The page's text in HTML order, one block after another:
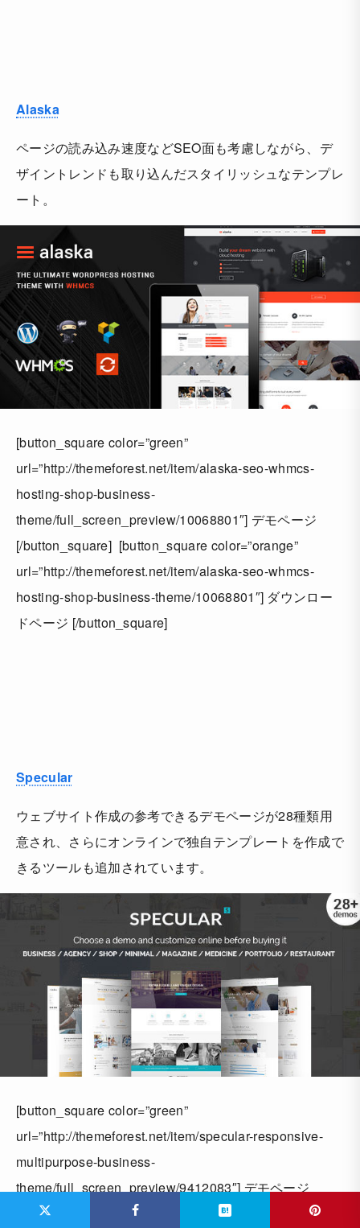
Alaska
ページの読み込み速度などSEO面も考慮しながら、デ
ザイントレンドも取り込んだスタイリッシュなテンプレ
ート。
[button_square color=”green”
url=”http://themeforest.net/item/alaska-seo-whmcs-
hosting-shop-business-
theme/full_screen_preview/10068801″] デモページ
[/button_square] [button_square color=”orange”
url=”http://themeforest.net/item/alaska-seo-whmcs-
hosting-shop-business-theme/10068801″] ダウンロー
ドページ [/button_square]
Specular
ウェブサイト作成の参考できるデモページが28種類用
意され、さらにオンラインで独自テンプレートを作成で
きるツールも追加されています。
[button_square color=”green”
url=”http://themeforest.net/item/specular-responsive-
multipurpose-business-
theme/full_screen_preview/9412083″] デモページ
[/button_square] [button_square color=”orange”